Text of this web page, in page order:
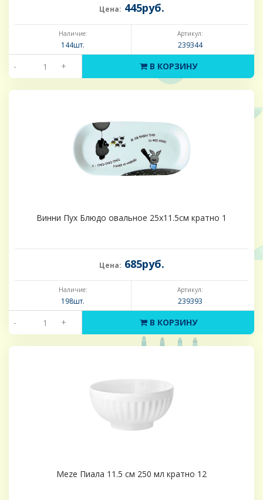
Цена: 445руб.
Наличие:
144шт.
Артикул:
239344
- + В КОРЗИНУ
Винни Пух Блюдо овальное 25х11.5см кратно 1
Цена: 685руб.
Наличие:
198шт.
Артикул:
239393
- + В КОРЗИНУ
Meze Пиала 11.5 см 250 мл кратно 12